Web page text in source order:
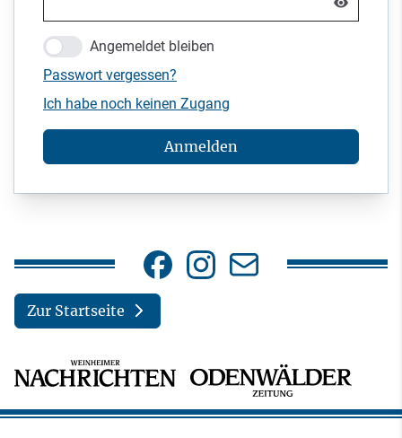
Angemeldet bleiben
Passwort vergessen?
Ich habe noch keinen Zugang
Anmelden
Zur Startseite